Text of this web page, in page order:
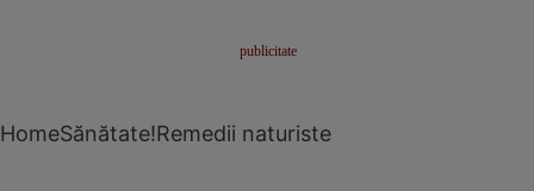
HomeSănătate!Remedii naturiste